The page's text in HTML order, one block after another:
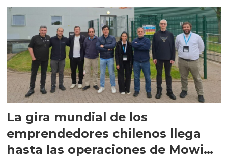
La gira mundial de los
emprendedores chilenos llega
hasta las operaciones de Mowi